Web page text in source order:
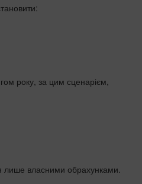
року, за цим сценарієм,
лише власними обрахунками.